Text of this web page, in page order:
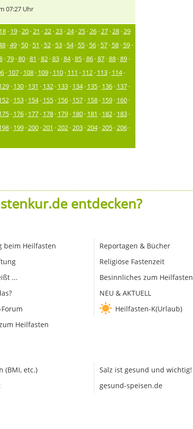
07:27 Uhr
18· 19·20·21 ·22·23·24·25·26·27·28·29
·49· 50· 51 · 52· 53· 54· 55· 56· 57· 58· 59·
·79·80·81 ·82·83·84·85·86·87·88·89·
· 107· 108· 109· 110· 111 · 112· 113· 114·
· 130· 131 · 132· 133· 134· 135· 136· 137·
· 153· 154· 155· 156· 157· 158· 159· 160·
· 176· 177· 178· 179· 180· 181 · 182· 183·
· 199·200·201 ·202·203·204·205·206·
entdecken?
beim Heilfasten
...
Heilfasten
Reportagen & Bücher
Religiöse Fastenzeit
Besinnliches zum Heilfasten
NEU & AKTUELL
Heilfasten-K(Urlaub)
(BMI, etc.)
Salz ist gesund und wichtig!
gesund-speisen.de